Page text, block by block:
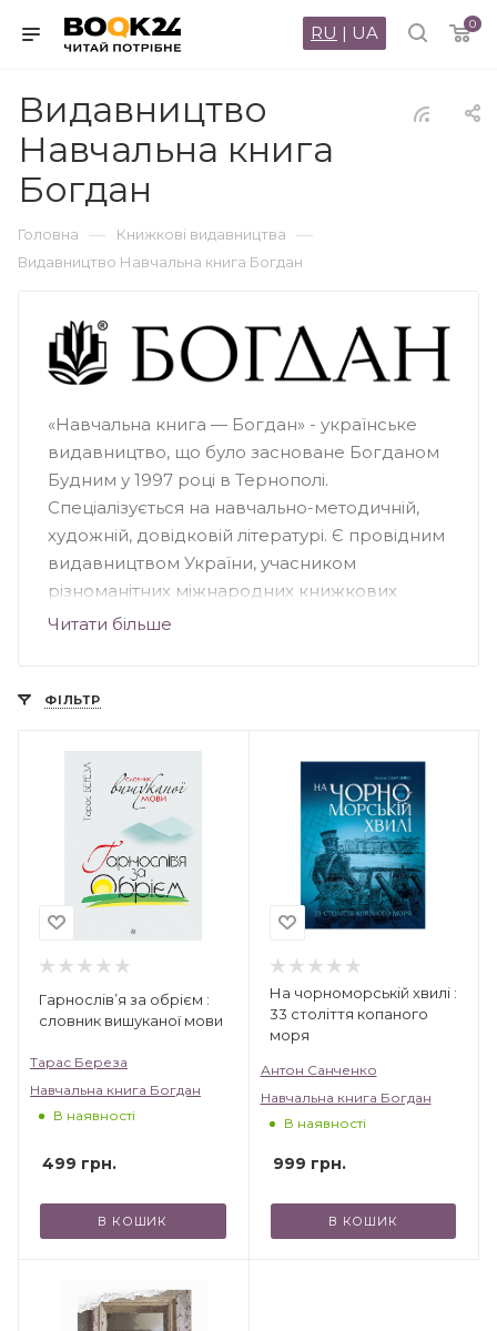
0
RU | UA
Видавництво
Навчальна книга
Богдан
Головна — Книжкові видавництва —
Видавництво Навчальна книга Богдан
«Навчальна книга — Богдан» - українське
видавництво, що було засноване Богданом
Будним у 1997 році в Тернополі.
Спеціалізується на навчально-методичній,
художній, довідковій літературі. Є провідним
видавництвом України, учасником
різноманітних міжнародних книжкових
виставок. Основна частина книг
тренажери, збірники творів тощо). «Богдан»
навчання, образотворчого мистецтва, а
також нотні видання.
Читати більше
ФІЛЬТР
Гарнослів’я за обрієм :
словник вишуканої мови
Тарас Береза
Навчальна книга Богдан
В наявності
499 грн.
В КОШИК
На чорноморській хвилі :
33 століття копаного
моря
Антон Санченко
Навчальна книга Богдан
В наявності
999 грн.
В КОШИК